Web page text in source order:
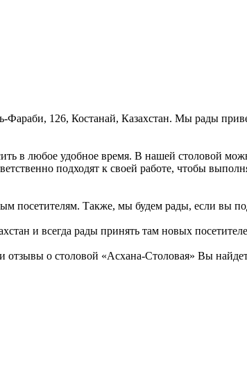
Фараби, 126, Костанай, Казахстан. Мы рады
в любое удобное время. В нашей столовой
подходят к своей работе, чтобы
посетителям. Также, мы будем рады, если вы
и всегда рады принять там новых
о столовой «Асхана-Столовая» Вы